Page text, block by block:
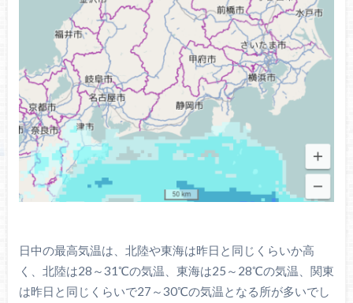
日中の最高気温は、北陸や東海は昨日と同じくらいか高
く、北陸は28～31℃の気温、東海は25～28℃の気温、関東
は昨日と同じくらいで27～30℃の気温となる所が多いでし